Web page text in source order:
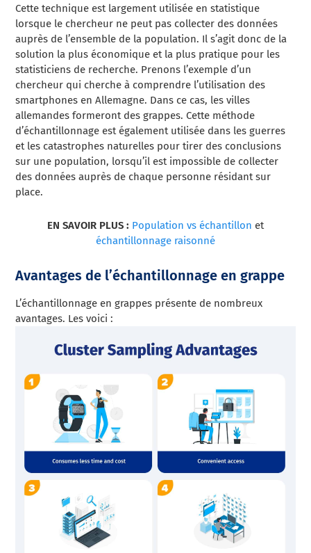
Cette technique est largement utilisée en statistique
lorsque le chercheur ne peut pas collecter des données
auprès de l’ensemble de la population. Il s’agit donc de la
solution la plus économique et la plus pratique pour les
statisticiens de recherche. Prenons l’exemple d’un
chercheur qui cherche à comprendre l’utilisation des
smartphones en Allemagne. Dans ce cas, les villes
allemandes formeront des grappes. Cette méthode
d’échantillonnage est également utilisée dans les guerres
et les catastrophes naturelles pour tirer des conclusions
sur une population, lorsqu’il est impossible de collecter
des données auprès de chaque personne résidant sur
place.
EN SAVOIR PLUS : Population vs échantillon et
échantillonnage raisonné
Avantages de l’échantillonnage en grappe
L’échantillonnage en grappes présente de nombreux
avantages. Les voici :